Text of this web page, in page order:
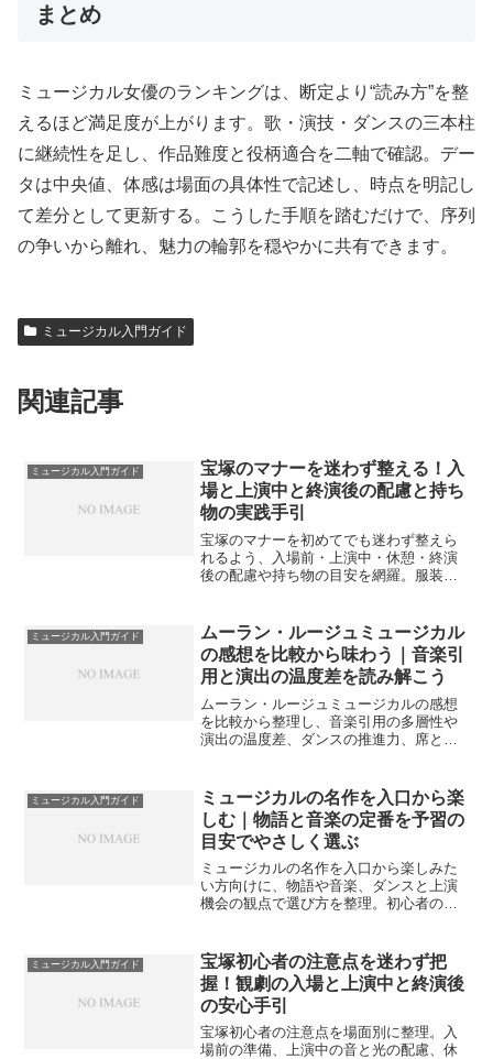
まとめ
ミュージカル女優のランキングは、断定より“読み方”を整
えるほど満足度が上がります。歌・演技・ダンスの三本柱
に継続性を足し、作品難度と役柄適合を二軸で確認。デー
タは中央値、体感は場面の具体性で記述し、時点を明記し
て差分として更新する。こうした手順を踏むだけで、序列
の争いから離れ、魅力の輪郭を穏やかに共有できます。
ミュージカル入門ガイド
関連記事
ミュージカル入門ガイド
宝塚のマナーを迷わず整える！入
場と上演中と終演後の配慮と持ち
物の実践手引
宝塚のマナーを初めてでも迷わず整えら
れるよう、入場前・上演中・休憩・終演
後の配慮や持ち物の目安を網羅。服装や
ミュージカル入門ガイド
ムーラン・ルージュミュージカル
の感想を比較から味わう｜音楽引
用と演出の温度差を読み解こう
ムーラン・ルージュミュージカルの感想
を比較から整理し、音楽引用の多層性や
演出の温度差、ダンスの推進力、席と音
順もやさしく案内します。
ミュージカル入門ガイド
ミュージカルの名作を入口から楽
しむ｜物語と音楽の定番を予習の
目安でやさしく選ぶ
ミュージカルの名作を入口から楽しみた
い方向けに、物語や音楽、ダンスと上演
機会の観点で選び方を整理。初心者の疑
ます。無理のない入口づくりを意識しま
す。
ミュージカル入門ガイド
宝塚初心者の注意点を迷わず把
握！観劇の入場と上演中と終演後
の安心手引
宝塚初心者の注意点を場面別に整理。入
場前の準備、上演中の音と光の配慮、休